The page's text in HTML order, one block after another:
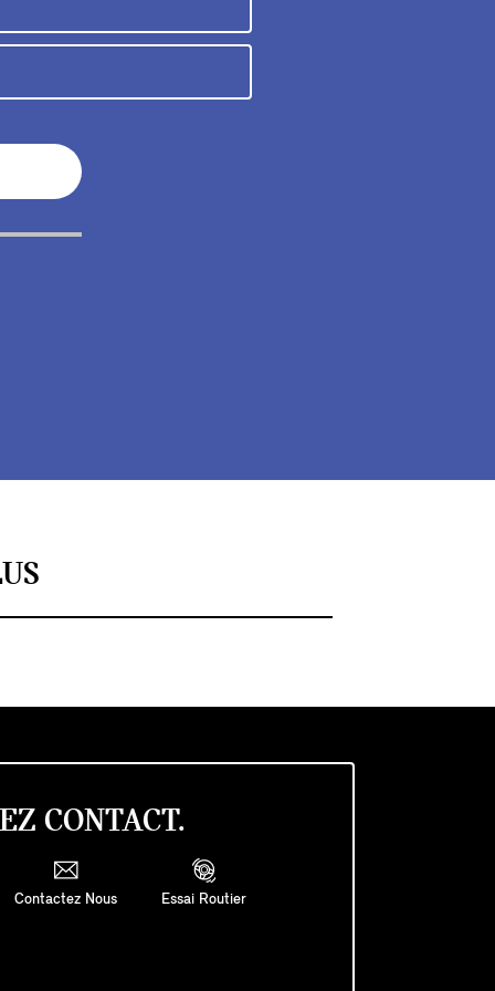
CONTACT.
Contactez Nous Essai Routier